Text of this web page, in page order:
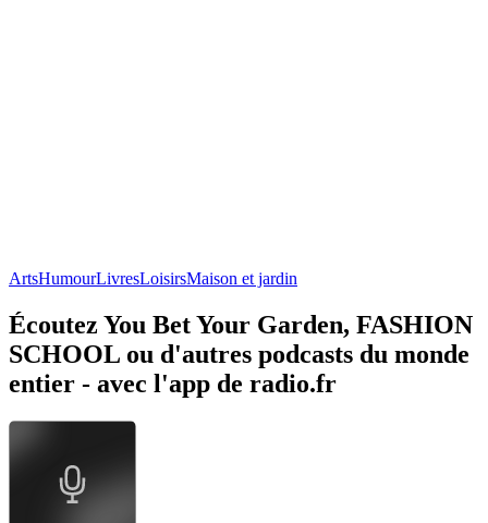
ArtsHumourLivresLoisirsMaison et jardin
Écoutez You Bet Your Garden, FASHION
SCHOOL ou d'autres podcasts du monde
entier - avec l'app de radio.fr